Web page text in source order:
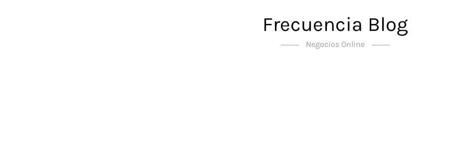
Frecuencia Blog
Negocios Online